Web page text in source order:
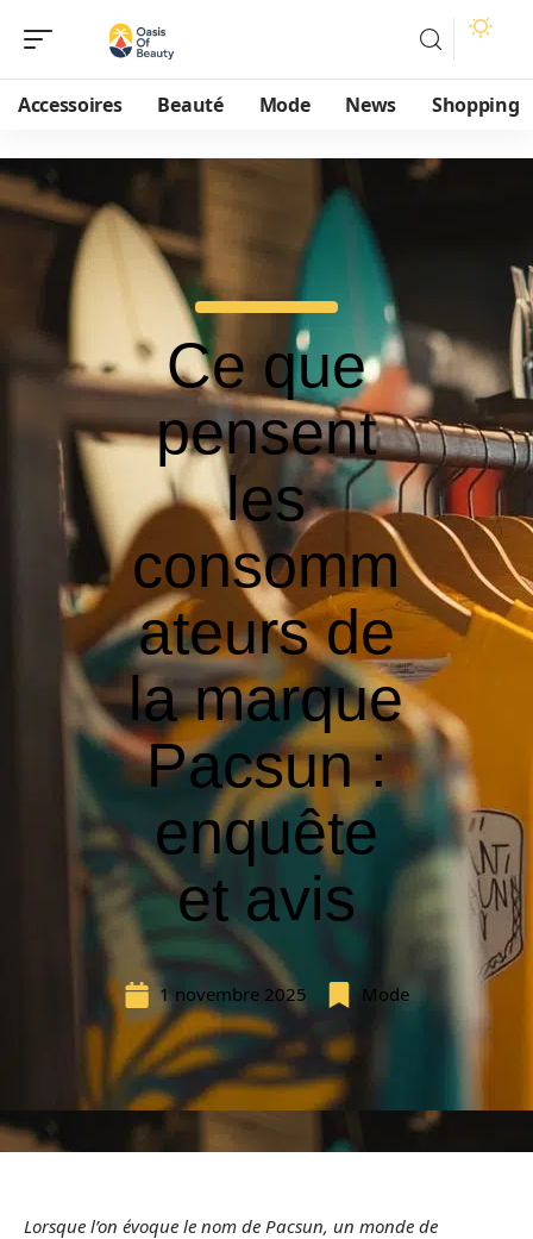
Accessoires Beauté Mode News Shopping
Ce que
pensent
les
consomm
ateurs de
la marque
Pacsun :
enquête
et avis
1 novembre 2025 Mode
Lorsque l’on évoque le nom de Pacsun, un monde de